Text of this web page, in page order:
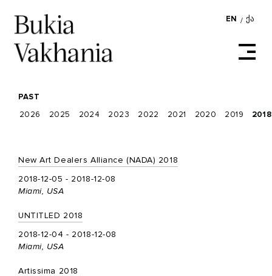
EN / ᲥᲐ
PAST
2026 2025 2024 2023 2022 2021 2020 2019 2018
New Art Dealers Alliance (NADA) 2018
2018-12-05 - 2018-12-08
Miami, USA
UNTITLED 2018
2018-12-04 - 2018-12-08
Miami, USA
Artissima 2018